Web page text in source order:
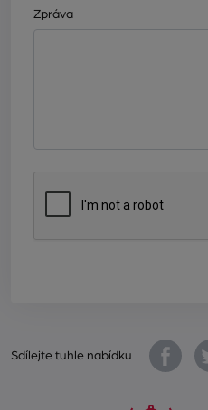
Zpráva
Sdílejte tuhle nabídku